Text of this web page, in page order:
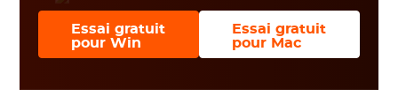
Essai gratuit
pour Win
Essai gratuit
pour Mac